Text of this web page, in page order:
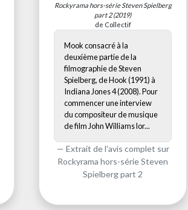
Rockyrama hors-série Steven Spielberg
part 2(2019)
de Collectif
Mook consacré à la
deuxième partie de la
filmographie de Steven
Spielberg, de Hook (1991) à
Indiana Jones 4 (2008). Pour
commencer une interview
du compositeur de musique
de film John Williams lor...
Extrait de l'avis complet sur
Rockyrama hors-série Steven
Spielberg part 2